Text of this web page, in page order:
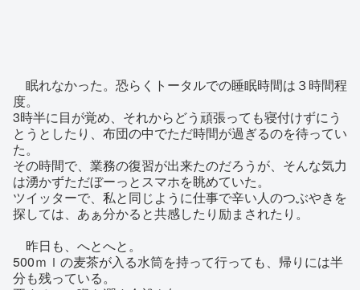
眠れなかった。恐らくトータルでの睡眠時間は３時間程
度。
3時半に目が覚め、それからどう頑張っても寝付けずにう
とうとしたり、布団の中でただ時間が過ぎるのを待ってい
た。
その時間で、業務の復習が出来たのだろうが、そんな気力
は湧かずただぼーっとスマホを眺めていた。
ツイッターで、私と同じように仕事で辛い人のつぶやきを
探しては、あぁ分かると共感したり励まされたり。
昨日も、へとへと。
500ｍｌの麦茶が入る水筒を持って行っても、帰りには半
分も残っている。